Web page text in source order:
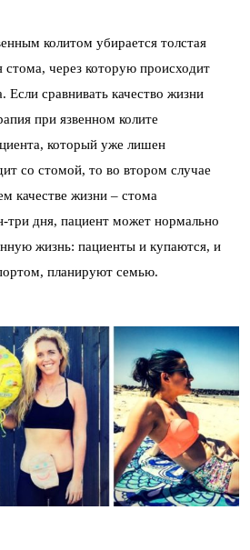
колитом убирается толстая
стома, через которую происходит
сравнивать качество жизни
при язвенном колите
который уже лишен
со стомой, то во втором случае
качестве жизни – стома
три дня, пациент может нормально
жизнь: пациенты и купаются, и
планируют семью.